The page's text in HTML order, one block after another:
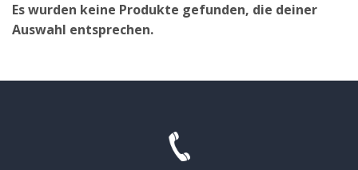
Es wurden keine Produkte gefunden, die deiner
Auswahl entsprechen.